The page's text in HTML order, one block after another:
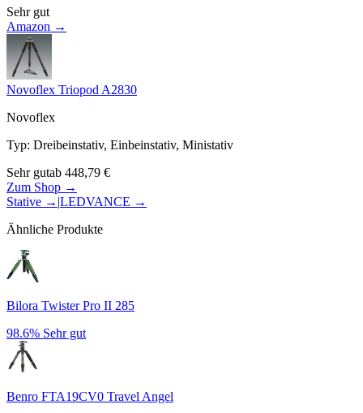
Sehr gut
Amazon →
Novoflex Triopod A2830
Novoflex
Typ: Dreibeinstativ, Einbeinstativ, Ministativ
Sehr gutab 448,79 €
Zum Shop →
Stative → |LEDVANCE →
Ähnliche Produkte
Bilora Twister Pro II 285
98.6% Sehr gut
Benro FTA19CV0 Travel Angel